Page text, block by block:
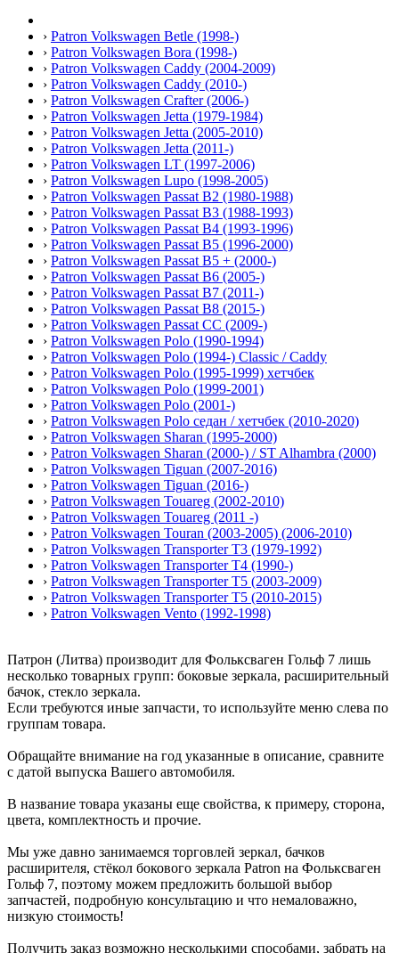
› Patron Volkswagen Betle (1998-)
› Patron Volkswagen Bora (1998-)
› Patron Volkswagen Caddy (2004-2009)
› Patron Volkswagen Caddy (2010-)
› Patron Volkswagen Crafter (2006-)
› Patron Volkswagen Jetta (1979-1984)
› Patron Volkswagen Jetta (2005-2010)
› Patron Volkswagen Jetta (2011-)
› Patron Volkswagen LT (1997-2006)
› Patron Volkswagen Lupo (1998-2005)
› Patron Volkswagen Passat B2 (1980-1988)
› Patron Volkswagen Passat B3 (1988-1993)
› Patron Volkswagen Passat B4 (1993-1996)
› Patron Volkswagen Passat B5 (1996-2000)
› Patron Volkswagen Passat B5 + (2000-)
› Patron Volkswagen Passat B6 (2005-)
› Patron Volkswagen Passat B7 (2011-)
› Patron Volkswagen Passat B8 (2015-)
› Patron Volkswagen Passat CC (2009-)
› Patron Volkswagen Polo (1990-1994)
› Patron Volkswagen Polo (1994-) Classic / Caddy
› Patron Volkswagen Polo (1995-1999) хетчбек
› Patron Volkswagen Polo (1999-2001)
› Patron Volkswagen Polo (2001-)
› Patron Volkswagen Polo седан / хетчбек (2010-2020)
› Patron Volkswagen Sharan (1995-2000)
› Patron Volkswagen Sharan (2000-) / ST Alhambra (2000)
› Patron Volkswagen Tiguan (2007-2016)
› Patron Volkswagen Tiguan (2016-)
› Patron Volkswagen Touareg (2002-2010)
› Patron Volkswagen Touareg (2011 -)
› Patron Volkswagen Touran (2003-2005) (2006-2010)
› Patron Volkswagen Transporter T3 (1979-1992)
› Patron Volkswagen Transporter T4 (1990-)
› Patron Volkswagen Transporter T5 (2003-2009)
› Patron Volkswagen Transporter T5 (2010-2015)
› Patron Volkswagen Vento (1992-1998)
Патрон (Литва) производит для Фольксваген Гольф 7 лишь
несколько товарных групп: боковые зеркала, расширительный
бачок, стекло зеркала.
Если требуются иные запчасти, то используйте меню слева по
группам товара.
Обращайте внимание на год указанные в описание, сравните
с датой выпуска Вашего автомобиля.
В название товара указаны еще свойства, к примеру, сторона,
цвета, комплектность и прочие.
Мы уже давно занимаемся торговлей зеркал, бачков
расширителя, стёкол бокового зеркала Patron на Фольксваген
Гольф 7, поэтому можем предложить большой выбор
запчастей, подробную консультацию и что немаловажно,
низкую стоимость!
Получить заказ возможно несколькими способами, забрать на